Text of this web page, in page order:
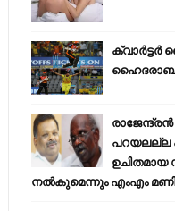
പറയലല്ല
ഉചിതമായ
നല്‍കുമെന്നും എംഎം മണി